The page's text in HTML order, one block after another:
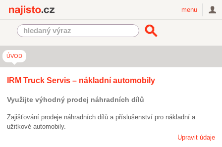
menu
ÚVOD
IRM Truck Servis – nákladní automobily
Využijte výhodný prodej náhradních dílů
Zajišťování prodeje náhradních dílů a příslušenství pro nákladní a
užitkové automobily.
Upravit údaje